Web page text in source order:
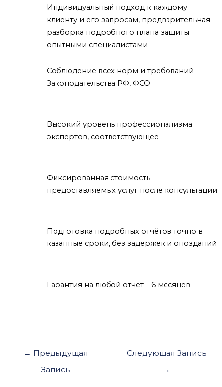
Индивидуальный подход к каждому
клиенту и его запросам, предварительная
разборка подробного плана защиты
опытными специалистами
Соблюдение всех норм и требований
Законодательства РФ, ФСО
Высокий уровень профессионализма
экспертов, соответствующее
Фиксированная стоимость
предоставляемых услуг после консультации
Подготовка подробных отчётов точно в
казанные сроки, без задержек и опозданий
Гарантия на любой отчёт – 6 месяцев
Навигация
← Предыдущая
Запись
Следующая Запись
→